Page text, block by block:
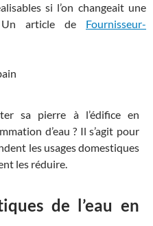
si l’on changeait une
Un article de Fournisseur-
sa pierre à l’édifice en
d’eau ? Il s’agit pour
les usages domestiques
les réduire.
de l’eau en